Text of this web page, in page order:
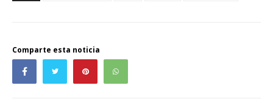
Comparte esta noticia